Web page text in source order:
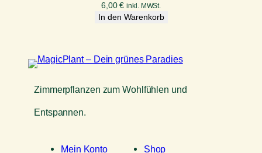
6,00€ inkl. MWSt.
In den Warenkorb
Zimmerpflanzen zum Wohlfühlen und
Entspannen.
Mein Konto Shop